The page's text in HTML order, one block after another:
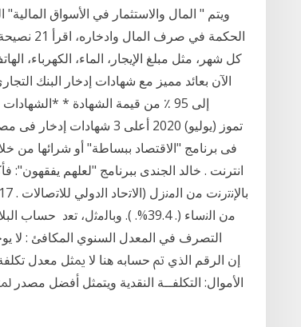
الحكمة
كل شهر، مثل مبلغ الإيجار، الماء، الكهرباء،
الآن بعائد مميز مع شهادات إدخار البنك
إلى 95 ٪ من قيمة الشهادة *
فى برنامج "الاقتصاد ببساطة" أو شرائها من
انترنت . خالد الجندى ببرنامج "لعلهم يفقهون":
ﻣﻥ ﺍﻟﻧﺳﺎء (. 39.4%. ). ﻭﺑﺎﻟﻣﺛﻝ،
التصرف في المعدل السنوي المكافئ : لا
ﺍﻷﻣﻮﺍﻝ: ﺍﻟﺘﻜﻠﻔــﺔ ﺍﻟﻨﻘﺪﻳﺔ ﻭﻳﺘﻤﺜﻞ ﺃﻓﻀﻞ